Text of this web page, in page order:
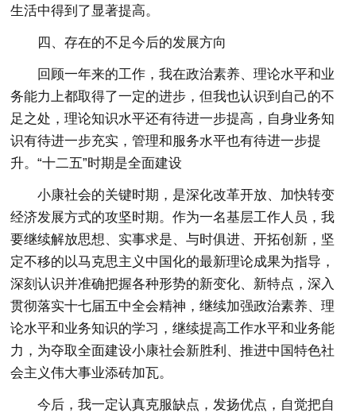
生活中得到了显著提高。
四、存在的不足今后的发展方向
回顾一年来的工作，我在政治素养、理论水平和业
务能力上都取得了一定的进步，但我也认识到自己的不
足之处，理论知识水平还有待进一步提高，自身业务知
识有待进一步充实，管理和服务水平也有待进一步提
升。“十二五”时期是全面建设
小康社会的关键时期，是深化改革开放、加快转变
经济发展方式的攻坚时期。作为一名基层工作人员，我
要继续解放思想、实事求是、与时俱进、开拓创新，坚
定不移的以马克思主义中国化的最新理论成果为指导，
深刻认识并准确把握各种形势的新变化、新特点，深入
贯彻落实十七届五中全会精神，继续加强政治素养、理
论水平和业务知识的学习，继续提高工作水平和业务能
力，为夺取全面建设小康社会新胜利、推进中国特色社
会主义伟大事业添砖加瓦。
今后，我一定认真克服缺点，发扬优点，自觉把自